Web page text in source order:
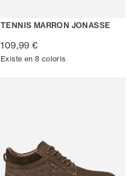
TENNIS MARRON JONASSE
109,99 €
Existe en 8 coloris